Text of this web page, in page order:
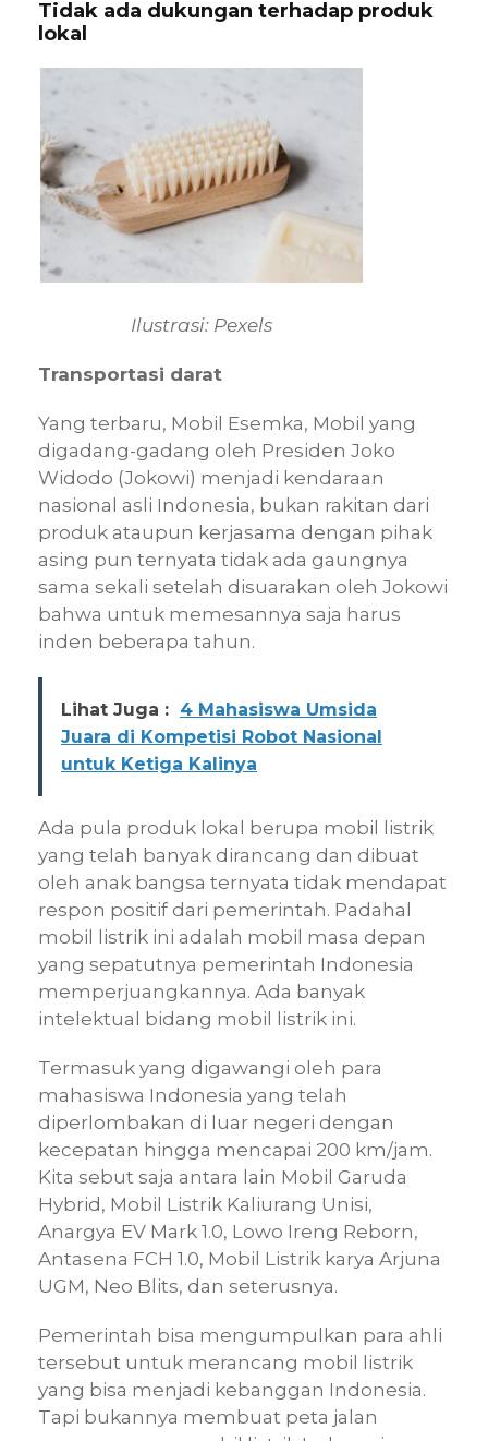
Tidak ada dukungan terhadap produk
lokal
Ilustrasi: Pexels
Transportasi darat
Yang terbaru, Mobil Esemka, Mobil yang
digadang-gadang oleh Presiden Joko
Widodo (Jokowi) menjadi kendaraan
nasional asli Indonesia, bukan rakitan dari
produk ataupun kerjasama dengan pihak
asing pun ternyata tidak ada gaungnya
sama sekali setelah disuarakan oleh Jokowi
bahwa untuk memesannya saja harus
inden beberapa tahun.
Lihat Juga : 4 Mahasiswa Umsida
Juara di Kompetisi Robot Nasional
untuk Ketiga Kalinya
Ada pula produk lokal berupa mobil listrik
yang telah banyak dirancang dan dibuat
oleh anak bangsa ternyata tidak mendapat
respon positif dari pemerintah. Padahal
mobil listrik ini adalah mobil masa depan
yang sepatutnya pemerintah Indonesia
memperjuangkannya. Ada banyak
intelektual bidang mobil listrik ini.
Termasuk yang digawangi oleh para
mahasiswa Indonesia yang telah
diperlombakan di luar negeri dengan
kecepatan hingga mencapai 200 km/jam.
Kita sebut saja antara lain Mobil Garuda
Hybrid, Mobil Listrik Kaliurang Unisi,
Anargya EV Mark 1.0, Lowo Ireng Reborn,
Antasena FCH 1.0, Mobil Listrik karya Arjuna
UGM, Neo Blits, dan seterusnya.
Pemerintah bisa mengumpulkan para ahli
tersebut untuk merancang mobil listrik
yang bisa menjadi kebanggan Indonesia.
Tapi bukannya membuat peta jalan